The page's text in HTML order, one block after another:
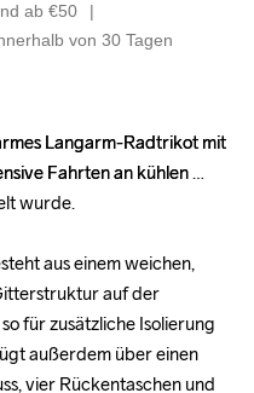
ab €50
von 30 Tagen
Langarm-Radtrikot mit
Fahrten an kühlen
wurde.
aus einem weichen,
auf der
für zusätzliche Isolierung
außerdem über einen
vier Rückentaschen und
Langarm-Radtrikot mit
Fahrten an kühlen
wurde.
aus einem weichen,
auf der
für zusätzliche Isolierung
außerdem über einen
vier Rückentaschen und